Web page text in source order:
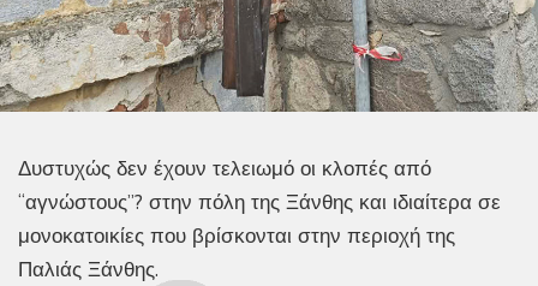
Δυστυχώς δεν έχουν τελειωμό οι κλοπές από
“αγνώστους”? στην πόλη της Ξάνθης και ιδιαίτερα σε
μονοκατοικίες που βρίσκονται στην περιοχή της
Παλιάς Ξάνθης.